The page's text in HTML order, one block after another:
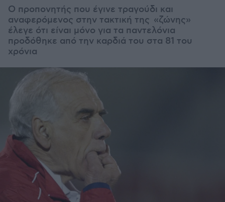
Ο προπονητής που έγινε τραγούδι και
αναφερόμενος στην τακτική της «ζώνης»
έλεγε ότι είναι μόνο για τα παντελόνια
προδόθηκε από την καρδιά του στα 81 του
χρόνια